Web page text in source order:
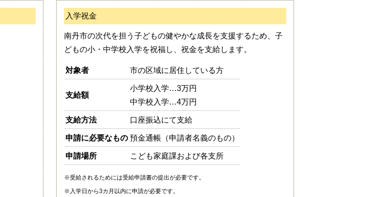
入学祝金
南丹市の次代を担う子どもの健やかな成長を支援するため、子
どもの小・中学校入学を祝福し、祝金を支給します。
対象者 市の区域に居住している方
支給額
小学校入学…3万円
中学校入学…4万円
支給方法 口座振込にて支給
申請に必要なもの 預金通帳（申請者名義のもの）
申請場所 こども家庭課および各支所
※受給されるためには受給申請書の提出が必要です。
※入学日から3カ月以内に申請が必要です。